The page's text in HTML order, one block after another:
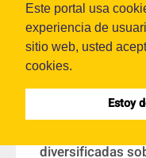
Este portal usa
experiencia de
sitio web, usted
cookies.
Estoy
ámbitos y
encontrar en
comunes, para
considera
y, por lo tanto,
diversificadas